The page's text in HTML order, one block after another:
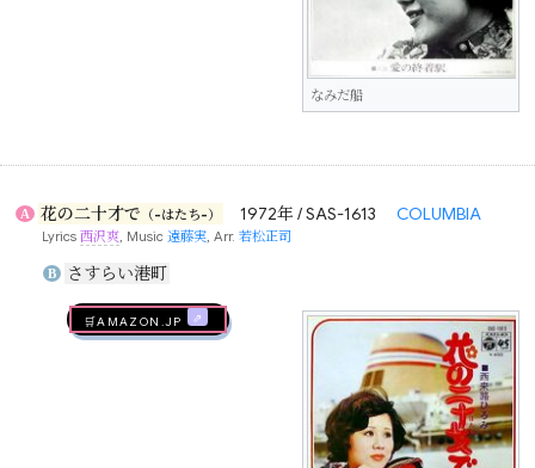
なみだ船
A 花の二十才で （-はたち-） 1972年 / SAS-1613 COLUMBIA
Lyrics西沢爽, Music遠藤実, Arr.若松正司
B さすらい港町
🛒AMAZON.jp